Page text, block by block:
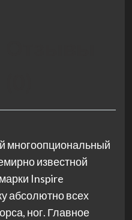
многоопциональный
известной
Inspire
абсолютно всех
ног. Главное